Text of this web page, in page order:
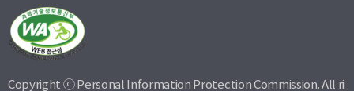
Copyright ⓒ Personal Information Protection Commission. All ri